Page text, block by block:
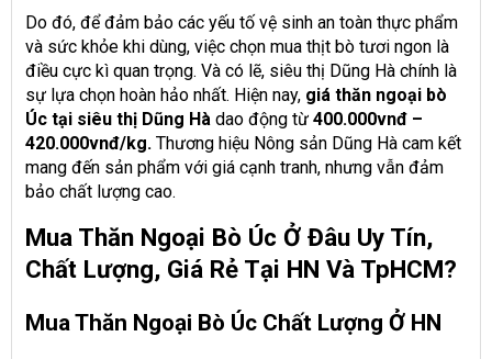
Do đó, để đảm bảo các yếu tố vệ sinh an toàn thực phẩm
và sức khỏe khi dùng, việc chọn mua thịt bò tươi ngon là
điều cực kì quan trọng. Và có lẽ, siêu thị Dũng Hà chính là
sự lựa chọn hoàn hảo nhất. Hiện nay, giá thăn ngoại bò
Úc tại siêu thị Dũng Hà dao động từ 400.000vnđ –
420.000vnđ/kg. Thương hiệu Nông sản Dũng Hà cam kết
mang đến sản phẩm với giá cạnh tranh, nhưng vẫn đảm
bảo chất lượng cao.
Mua Thăn Ngoại Bò Úc Ở Đâu Uy Tín,
Chất Lượng, Giá Rẻ Tại HN Và TpHCM?
Mua Thăn Ngoại Bò Úc Chất Lượng Ở HN